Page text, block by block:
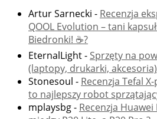
Artur Sarnecki - Recenzja
QOOL Evolution – tani
Biedronki! ☕️?
EternalLight- Sprzęty na
(laptopy, drukarki, akcesoria)
Stonesoul - Recenzja Tefal
to najlepszy robot
mplaysbg- Recenzja